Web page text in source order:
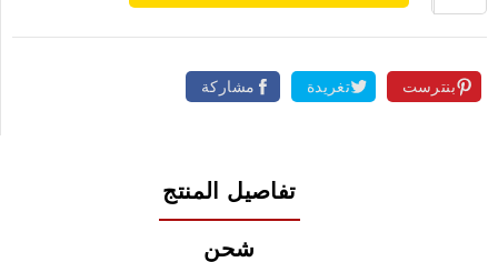
مشاركة تغريدة بنترست
تفاصيل المنتج
شحن